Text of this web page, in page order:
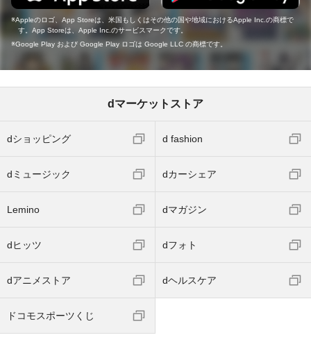
Appleのロゴ、App Storeは、米国もしくはその他の国や地域におけるApple Inc.の商標で
す。App Storeは、Apple Inc.のサービスマークです。
Google Play および Google Play ロゴは Google LLC の商標です。
dマーケットストア
dショッピング d fashion
dミュージック dカーシェア
Lemino dマガジン
dヒッツ dフォト
dアニメストア dヘルスケア
ドコモスポーツくじ